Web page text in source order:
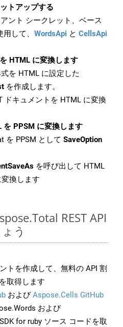
トアップする
ント シークレット、ベース
して、 WordsApi と CellsApi
HTML に変換します
を HTML に設定した
を作成します。
ドキュメントを HTML に変換
PPSM に変換します
を PPSM として SaveOption
を呼び出して HTML
換します
REST API
う
トを作成して、無料の API 割
取得します
およびAspose.Cells GitHub
および
for ruby ソース コードを取